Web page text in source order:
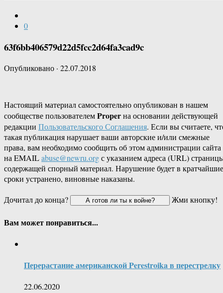
0
63f6bb406579d22d5fcc2d64fa3cad9c
Опубликовано · 22.07.2018
Настоящий материал самостоятельно опубликован в нашем
сообществе пользователемProperна основании действующей
редакции Пользовательского Соглашения. Если вы считаете,
такая публикация нарушает ваши авторские и/или смежные
права, вам необходимо сообщить об этом администрации сайта
на EMAILabuse@newru.orgс указанием адреса (URL)
содержащей спорный материал. Нарушение будет в кратчайшие
сроки устранено, виновные наказаны.
Дочитал до конца?
Жми кнопку!
Вам может понравиться...
Перерастание американской Perestroika в перестрелку
22.06.2020